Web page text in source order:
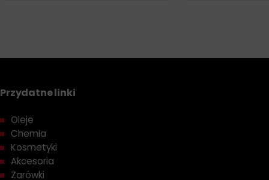
Przydatne linki
Oleje
Chemia
Kosmetyki
Akcesoria
Żarówki